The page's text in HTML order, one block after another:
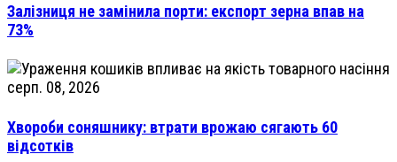
Залізниця не замінила порти: експорт зерна впав на
73%
серп. 08, 2026
Хвороби соняшнику: втрати врожаю сягають 60
відсотків